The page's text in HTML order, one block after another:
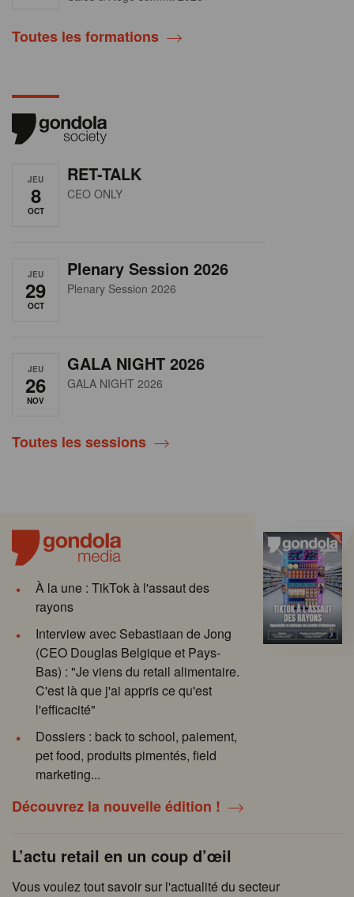
Toutes les formations
JEU
8
OCT
RET-TALK
CEO ONLY
JEU
29
OCT
Plenary Session 2026
Plenary Session 2026
JEU
26
NOV
GALA NIGHT 2026
GALA NIGHT 2026
Toutes les sessions
À la une : TikTok à l'assaut des
rayons
Interview avec Sebastiaan de Jong
(CEO Douglas Belgique et Pays-
Bas) : "Je viens du retail alimentaire.
C'est là que j'ai appris ce qu'est
l'efficacité"
Dossiers : back to school, paiement,
pet food, produits pimentés, field
marketing...
Découvrez la nouvelle édition !
L’actu retail en un coup d’œil
Vous voulez tout savoir sur l'actualité du secteur